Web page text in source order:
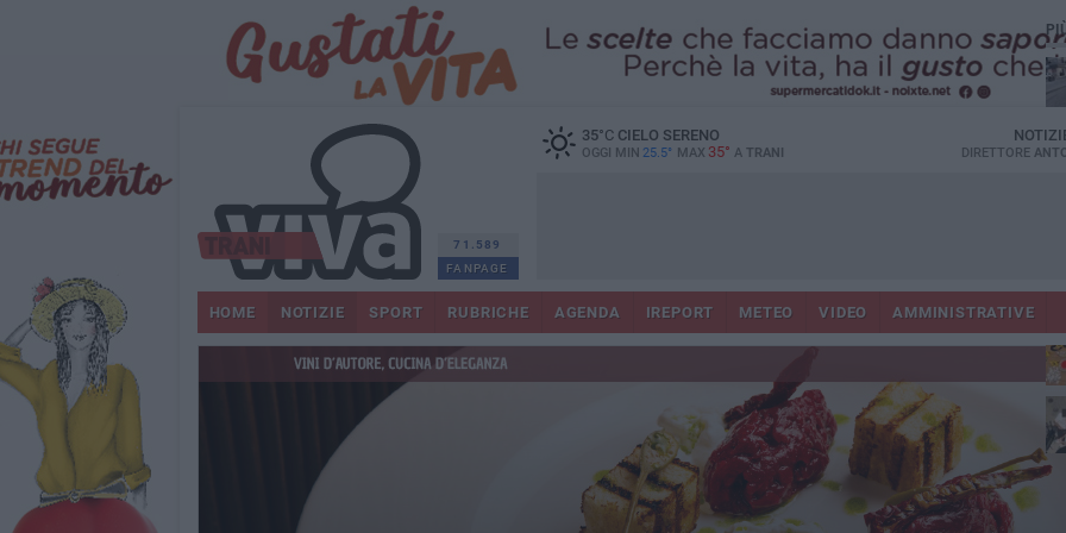
71.589
FANPAGE
35°CCIELO SERENO
OGGI MIN 25.5° MAX 35° A TRANI DIRETTORE
HOME NOTIZIE SPORT RUBRICHE AGENDA IREPORT METEO VIDEO AMMINISTRATIVE